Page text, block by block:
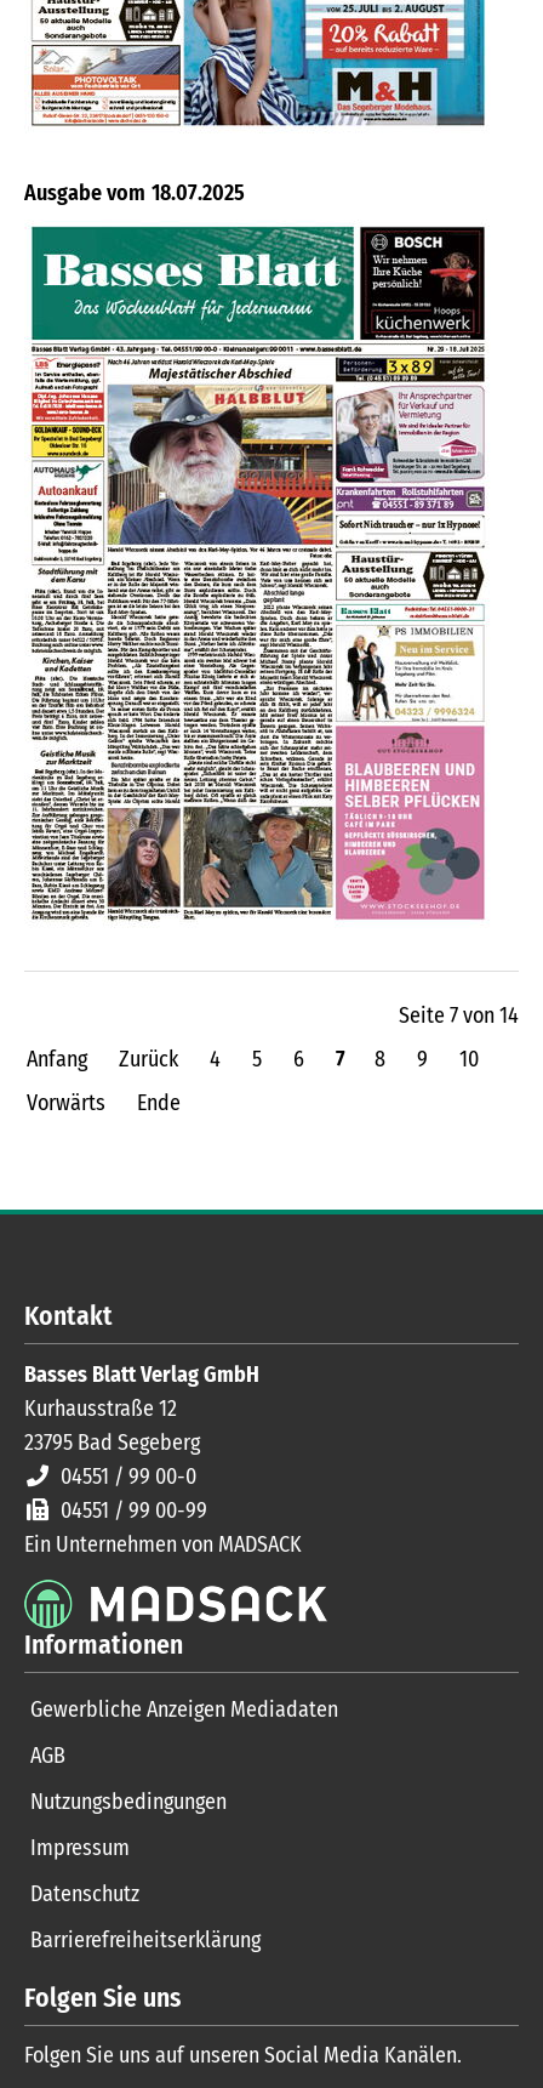
18.07.2025
Seite 7 von 14
Anfang
Zurück 4 5 6 7 8 9
10
Vorwärts
Ende
Kontakt
Basses Blatt Verlag GmbH
Kurhausstraße 12
23795 Bad Segeberg
04551 / 99 00-0
04551 / 99 00-99
Ein Unternehmen von MADSACK
Informationen
Gewerbliche Anzeigen Mediadaten
AGB
Nutzungsbedingungen
Impressum
Datenschutz
Barrierefreiheitserklärung
Folgen Sie uns
Folgen Sie uns auf unseren Social Media Kanälen.